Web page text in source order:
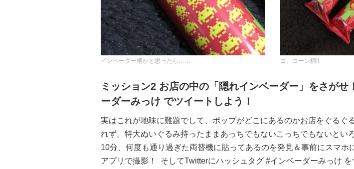
インベーダー柄かと思ったら…… コ、コーン柄!!
ミッション2 お店の中の「隠れインベーダー」をさがせ
ーダーみっけ でツイートしよう！
実はこれが地味に難題でして、ポップがどこにあるのかお店をぐるぐ
れず。特大ぬいぐるみ持ったままあっちでもないこっちでもないとい
10分、何度も通り過ぎた両替機に貼ってあるのを発見＆事前にスマホ
アプリで撮影！ そしてTwitterにハッシュタグ #インベーダーみっけ